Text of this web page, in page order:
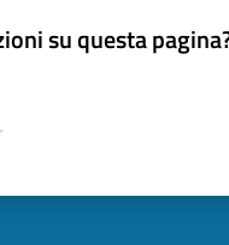
su questa